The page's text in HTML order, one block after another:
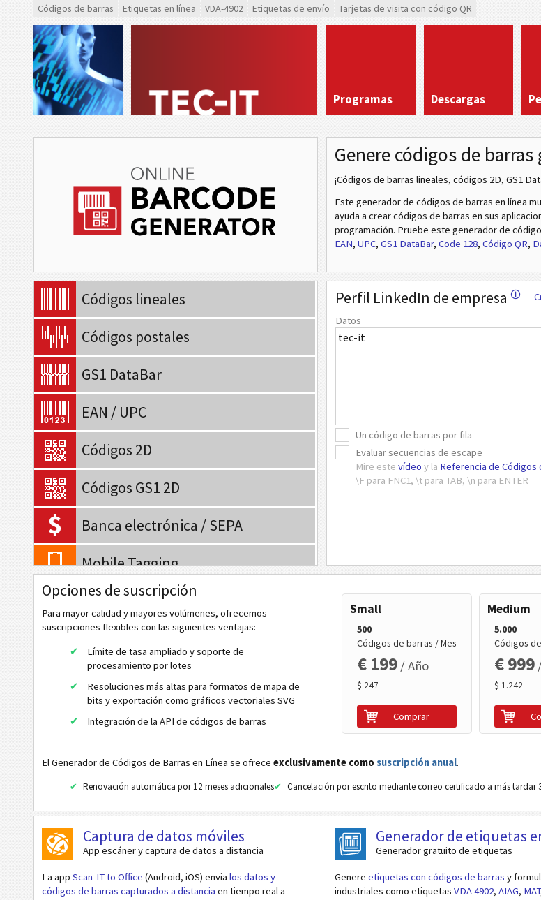
Códigos de barras Etiquetas en línea VDA-4902 Etiquetas de envío Tarjetas de visita con código QR
Programas Descargas
Genere códigos de
¡Códigos de barras lineales, códigos 2D, GS1
Este generador de códigos de barras en línea
ayuda a crear códigos de barras en sus
programación. Pruebe este generador de
EAN, UPC, GS1 DataBar, Code 128, Código QR,
Códigos lineales
Códigos postales
GS1 DataBar
EAN / UPC
Códigos 2D
Códigos GS1 2D
Banca electrónica / SEPA
Mobile Tagging
Código QR
Código QR (móviles)
Marcar un número de teléfono
Enviar un SMS
Perfil de Twitter
Perfil de Facebook
Compartir LinkedIn
Buscar editorial en Google Play
Buscar paquete en Google Play
Perfil LinkedIn de empresa 🛈
Datos
Un código de barras por fila
Evaluar secuencias de escape
Mire este vídeo y la Referencia de Códigos
\F para FNC1, \t para TAB, \n para ENTER
Opciones de suscripción
Para mayor calidad y mayores volúmenes, ofrecemos
suscripciones flexibles con las siguientes ventajas:
Límite de tasa ampliado y soporte de
procesamiento por lotes
Resoluciones más altas para formatos de mapa de
bits y exportación como gráficos vectoriales SVG
Integración de la API de códigos de barras
Small
500
Códigos de barras / Mes
€ 199 / Año
$ 247
Comprar
Medium
5.000
Códigos
€ 999
$ 1.242
El Generador de Códigos de Barras en Línea se ofrece exclusivamente como suscripción anual.
Renovación automática por 12 meses adicionales Cancelación por escrito mediante correo certificado a más tardar
Captura de datos móviles
App escáner y captura de datos a distancia
La app Scan-IT to Office (Android, iOS) envia los datos y
códigos de barras capturados a distancia en tiempo real a
Generador de etiquetas
Generador gratuito de etiquetas
Genere etiquetas con códigos de barras y
industriales como etiquetas VDA 4902, AIAG, MAT